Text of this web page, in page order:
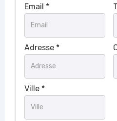
Email *
Adresse *
Ville *